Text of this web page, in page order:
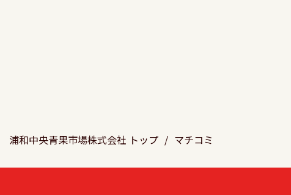
浦和中央青果市場株式会社 トップ / マチコミ